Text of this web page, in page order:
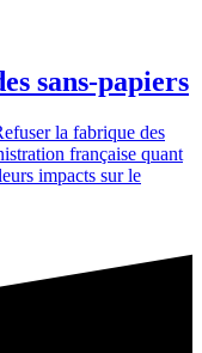
sans-papiers
la fabrique des
française quant
impacts sur le